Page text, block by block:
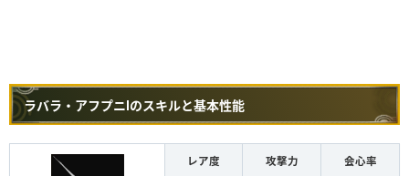
ラバラ・アフプニⅠのスキルと基本性能
レア度 攻撃力 会心率